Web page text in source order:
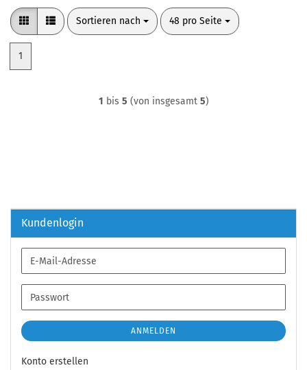
Sortieren nach
Sortieren nach 48 pro Seite
pro Seite
1
1 bis 5 (von insgesamt 5)
Kundenlogin
E-
Mail-
Adresse
Passwort
ANMELDEN
Konto erstellen